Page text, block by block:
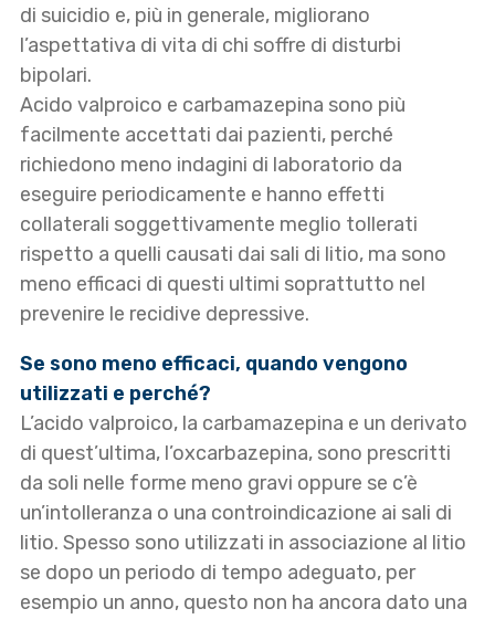
di suicidio e, più in generale, migliorano
l’aspettativa di vita di chi soffre di disturbi
bipolari.
Acido valproico e carbamazepina sono più
facilmente accettati dai pazienti, perché
richiedono meno indagini di laboratorio da
eseguire periodicamente e hanno effetti
collaterali soggettivamente meglio tollerati
rispetto a quelli causati dai sali di litio, ma sono
meno efficaci di questi ultimi soprattutto nel
prevenire le recidive depressive.
Se sono meno efficaci, quando vengono
utilizzati e perché?
L’acido valproico, la carbamazepina e un derivato
di quest’ultima, l’oxcarbazepina, sono prescritti
da soli nelle forme meno gravi oppure se c’è
un’intolleranza o una controindicazione ai sali di
litio. Spesso sono utilizzati in associazione al litio
se dopo un periodo di tempo adeguato, per
esempio un anno, questo non ha ancora dato una